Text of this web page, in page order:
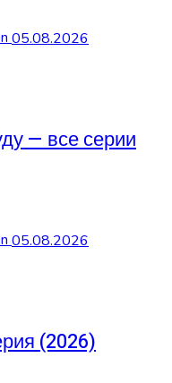
05.08.2026
— все серии
05.08.2026
(2026)